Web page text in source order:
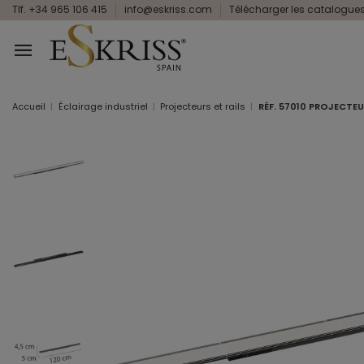
Tlf. +34 965 106 415 info@eskriss.com Télécharger les
Accueil Éclairage industriel Projecteurs et rails RÉF. 57010